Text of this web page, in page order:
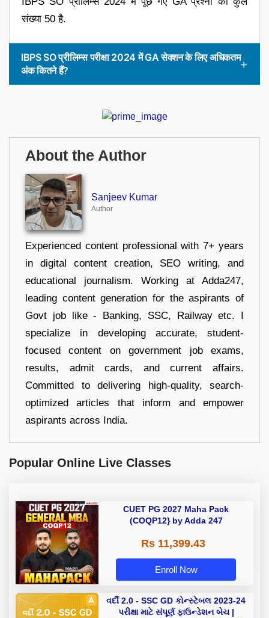
संख्या 50 है.
IBPS SO प्रीलिम्स परीक्षा 2024 में GA सेक्शन के लिए अधिकतम
अंक कितने हैं?
About the Author
Sanjeev Kumar
Author
Experienced content professional with 7+ years
in digital content creation, SEO writing, and
educational journalism. Working at Adda247,
leading content generation for the aspirants of
Govt job like - Banking, SSC, Railway etc. I
specialize in developing accurate, student-
focused content on government job exams,
results, admit cards, and current affairs.
Committed to delivering high-quality, search-
optimized articles that inform and empower
aspirants across India.
Popular Online Live Classes
CUET PG 2027 Maha Pack
(COQP12} by Adda 247
Rs 11,399.43
Enroll Now
વર્દી 2.0 - SSC GD કોન્સ્ટેબલ 2023-24
પરીક્ષા માટે સંપૂર્ણ ફાઉન્ડેશન બેચ |